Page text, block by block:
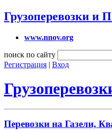
Грузоперевозки и
www.nnov.org
поиск по сайту
Регистрация | Вход
Перевозки на Газели,